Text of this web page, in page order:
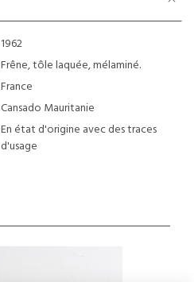
1962
Frêne, tôle laquée, mélaminé.
France
Cansado Mauritanie
En état d'origine avec des traces
d'usage